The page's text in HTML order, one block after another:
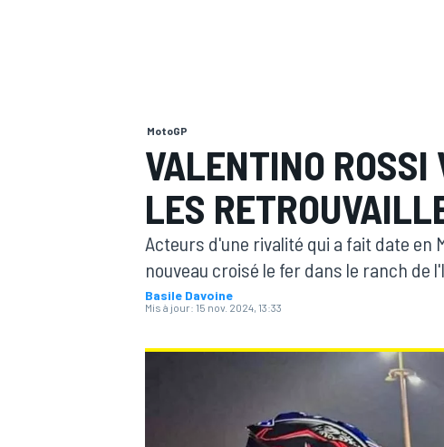
MOTOGP
MotoGP
VALENTINO ROSSI
LES
Acteurs d'une rivalité qui a fait date en
nouveau croisé le fer dans le ranch de
Basile Davoine
Mis à jour: 15 nov. 2024, 13:33